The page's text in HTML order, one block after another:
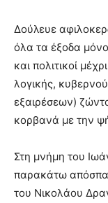
Δούλευε
όλα τα έξοδα
και πολιτικοί
λογικής,
εξαιρέσεων)
κορβανά με την
Στη μνήμη του
παρακάτω
του Νικολάου